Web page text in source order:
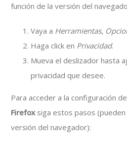
función de la versión del
Vaya a Herramientas,
Haga click en Privacidad.
Mueva el deslizador hasta
privacidad que desee.
Para acceder a la configuración de
Firefoxsiga estos pasos (pueden
versión del navegador):